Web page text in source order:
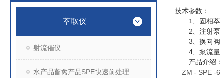
萃取仪
射流催仪
技术参数：
1
、固相
2 、注射
3 、换向
4 、泵流
产品介绍
ZM - SPE -